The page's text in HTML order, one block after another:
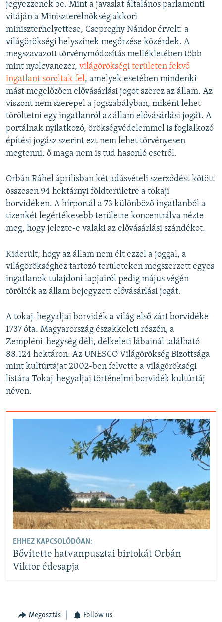
jegyezzenek be. Mint a javaslat általános parlamenti
vitáján a Miniszterelnökség akkori
miniszterhelyettese, Csepreghy Nándor érvelt: a
világörökségi helyszínek megőrzése közérdek. A
megszavazott törvénymódosítás mellékletében több
mint nyolcvanezer, világörökségi területen fekvő
ingatlant soroltak fel, amelyek esetében mindenki
mást megelőzően elővásárlási jogot szerez az állam. Az
viszont nem szerepel a jogszabályban, miként lehet
töröltetni egy ingatlanról az állam elővásárlási jogát. A
portálnak nyilatkozó, örökségvédelemmel is foglalkozó
építési jogász szerint ezt nem lehet törvényesen
megtenni, ő maga nem is tud hasonló esetről.
Orbán Ráhel áprilisban két adásvételi szerződést kötött
összesen 94 hektárnyi földterületre a tokaji
borvidéken. A hírportál a 73 különböző ingatlanból a
tizenkét legértékesebb területre koncentrálva nézte
meg, hogy jelezte-e valaki az elővásárlási szándékot.
Kiderült, hogy az állam nem élt ezzel a joggal, a
világörökséghez tartozó területeken megszerzett egyes
ingatlanok tulajdoni lapjairól pedig május végén
törölték az állam bejegyzett elővásárlási jogát.
A tokaj-hegyaljai borvidék a világ első zárt borvidéke
1737 óta. Magyarország északkeleti részén, a
Zempléni-hegység déli, délkeleti lábainál található
88.124 hektáron. Az UNESCO Világörökség Bizottsága
mint kultúrtájat 2002-ben felvette a világörökségi
listára Tokaj-hegyaljai történelmi borvidék kultúrtáj
néven.
EHHEZ KAPCSOLÓDÓAN:
Bővítette hatvanpusztai birtokát Orbán
Viktor édesapja
Megosztás Follow us